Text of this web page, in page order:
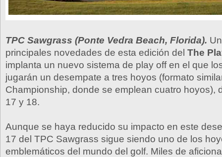
TPC Sawgrass (Ponte Vedra Beach, Florida).
principales novedades de esta edición del The
implanta un nuevo sistema de play off en el que
jugarán un desempate a tres hoyos (formato
Championship, donde se emplean cuatro hoyos),
17 y 18.
Aunque se haya reducido su impacto en este
17 del TPC Sawgrass sigue siendo uno de los
emblemáticos del mundo del golf. Miles de